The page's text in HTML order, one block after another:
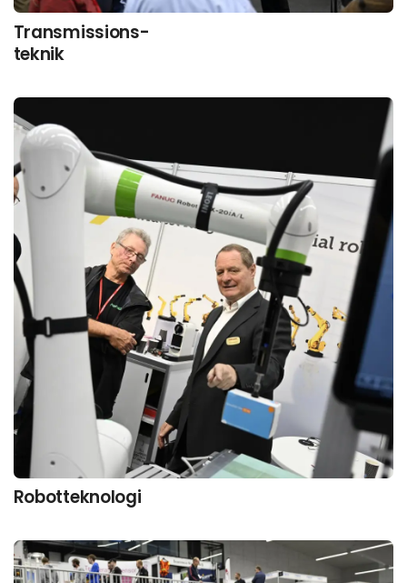
Transmissions-
teknik
Robotteknologi